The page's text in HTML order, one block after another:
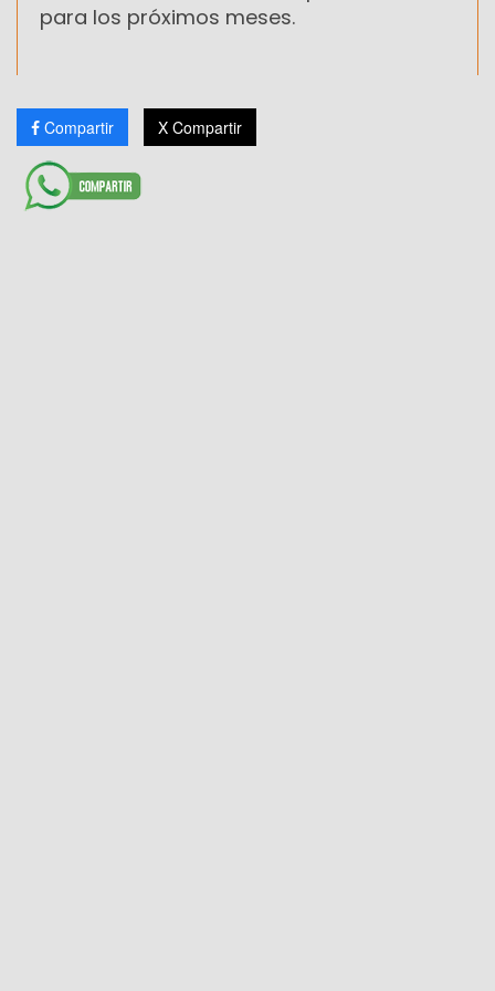
para los próximos meses.
Compartir X Compartir